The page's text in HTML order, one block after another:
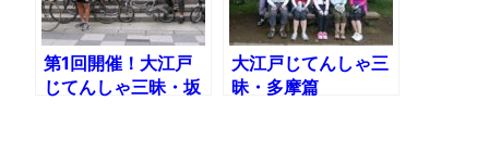
第1回開催！大江戸
じてんしゃ三昧・坂
大江戸じてんしゃ三
昧・多摩篇